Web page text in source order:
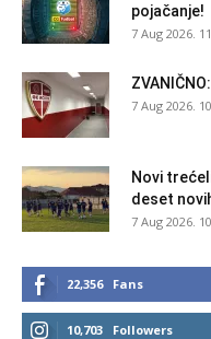
pojačanje!
7 Aug 2026.
7 Aug 2026.
Novi
deset
7 Aug 2026.
22,356 Fans
10,703 Followers